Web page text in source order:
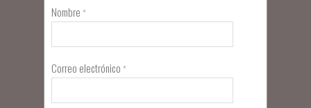
Nombre *
Correo electrónico *